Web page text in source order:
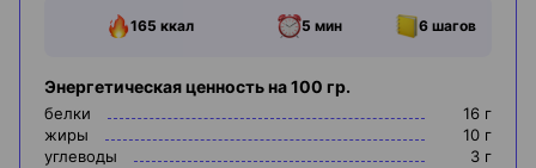
165 ккал 5 мин 6 шагов
Энергетическая ценность на 100 гр.
белки 16 г
жиры
10 г
углеводы
3 г